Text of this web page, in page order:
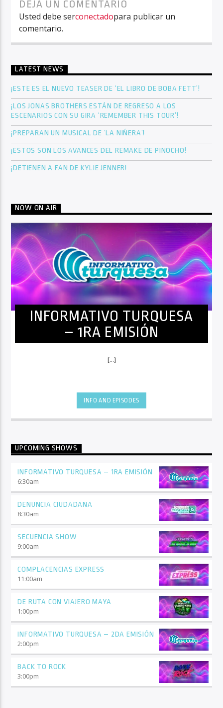
DEJA UN COMENTARIO
Usted debe serconectadopara publicar un
comentario.
LATEST NEWS
¡ESTE ES EL NUEVO TEASER DE ‘EL LIBRO DE BOBA FETT’!
¡LOS JONAS BROTHERS ESTÁN DE REGRESO A LOS
ESCENARIOS CON SU GIRA ‘REMEMBER THIS TOUR’!
¡PREPARAN UN MUSICAL DE ‘LA NIÑERA’!
¡ESTOS SON LOS AVANCES DEL REMAKE DE PINOCHO!
¡DETIENEN A FAN DE KYLIE JENNER!
NOW ON AIR
INFORMATIVO TURQUESA
– 1RA EMISIÓN
[...]
INFO AND EPISODES
UPCOMING SHOWS
INFORMATIVO TURQUESA – 1RA EMISIÓN
6:30am
DENUNCIA CIUDADANA
8:30am
SECUENCIA SHOW
9:00am
COMPLACENCIAS EXPRESS
11:00am
DE RUTA CON VIAJERO MAYA
1:00pm
INFORMATIVO TURQUESA – 2DA EMISIÓN
2:00pm
BACK TO ROCK
3:00pm